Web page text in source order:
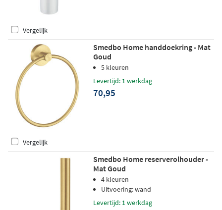
Vergelijk
Smedbo Home handdoekring - Mat
Goud
5 kleuren
Levertijd: 1 werkdag
70,95
Vergelijk
Smedbo Home reserverolhouder -
Mat Goud
4 kleuren
Uitvoering: wand
Levertijd: 1 werkdag